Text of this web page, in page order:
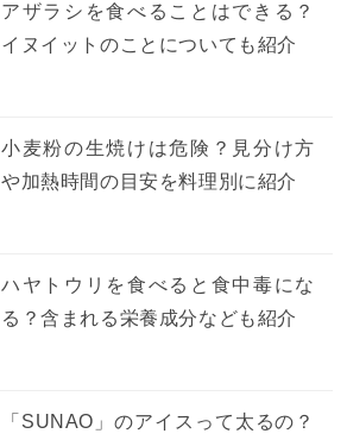
アザラシを食べることはできる？
イヌイットのことについても紹介
小麦粉の生焼けは危険？見分け方
や加熱時間の目安を料理別に紹介
ハヤトウリを食べると食中毒にな
る？含まれる栄養成分なども紹介
「SUNAO」のアイスって太るの？